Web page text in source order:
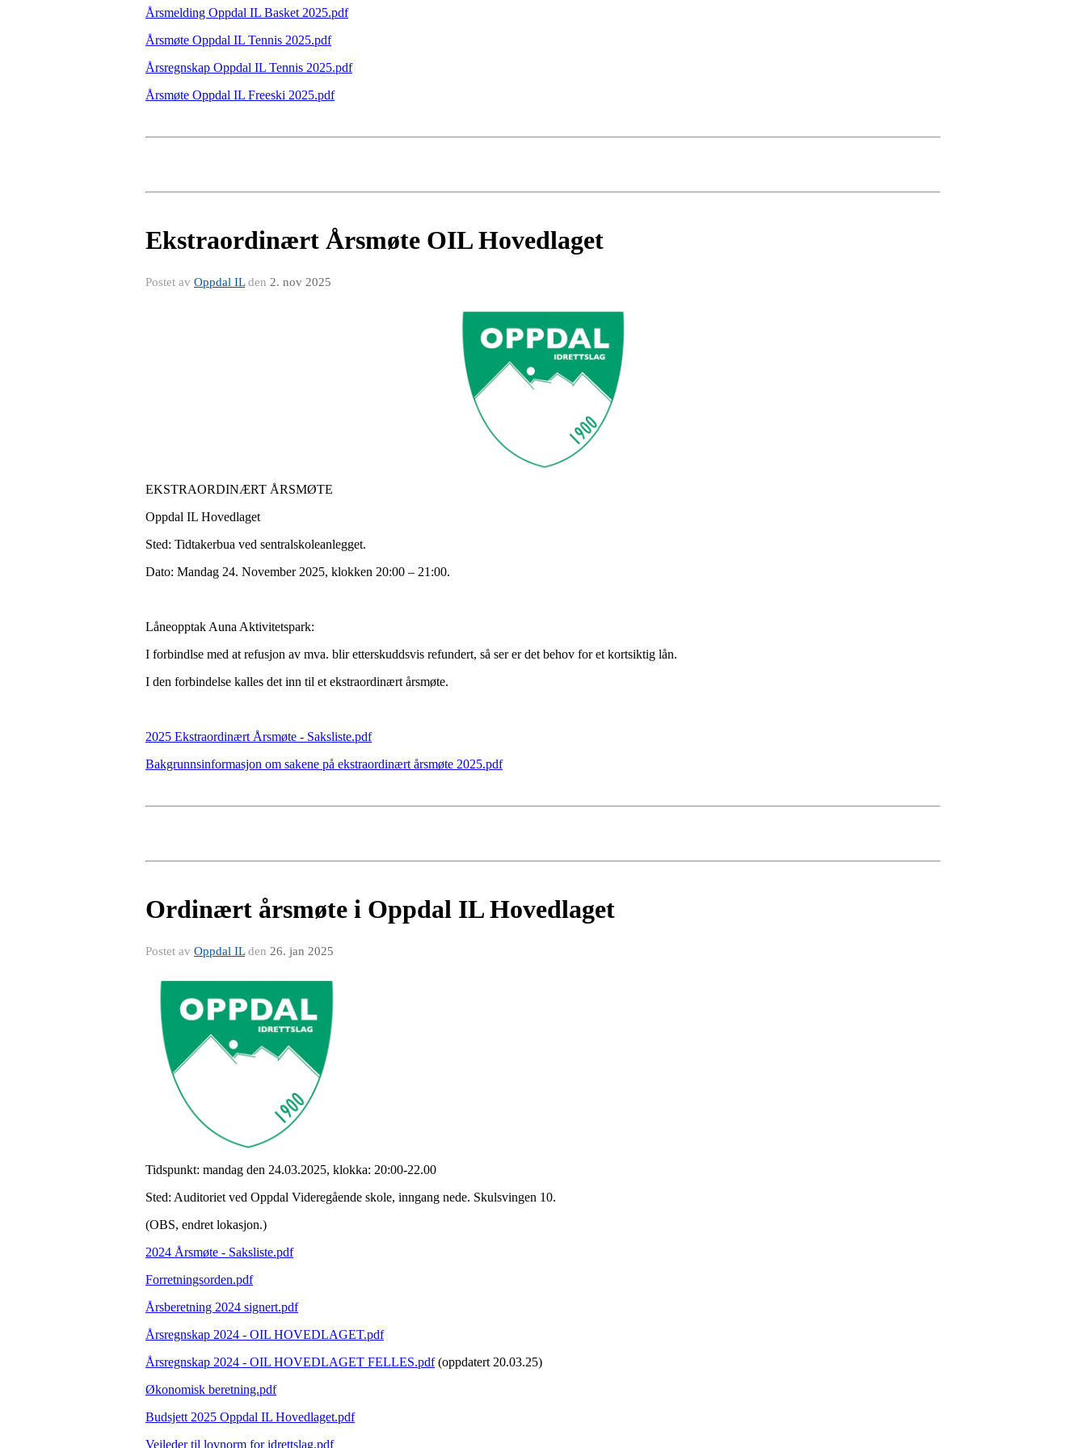
Årsmelding Oppdal IL Basket 2025.pdf
Årsmøte Oppdal IL Tennis 2025.pdf
Årsregnskap Oppdal IL Tennis 2025.pdf
Årsmøte Oppdal IL Freeski 2025.pdf
Ekstraordinært Årsmøte OIL Hovedlaget
Postet av Oppdal ILden 2. nov 2025
EKSTRAORDINÆRT ÅRSMØTE
Oppdal IL Hovedlaget
Sted: Tidtakerbua ved sentralskoleanlegget.
Dato: Mandag 24. November 2025, klokken 20:00 – 21:00.
Låneopptak Auna Aktivitetspark:
I forbindlse med at refusjon av mva. blir etterskuddsvis refundert, så ser er det behov for et kortsiktig lån.
I den forbindelse kalles det inn til et ekstraordinært årsmøte.
2025 Ekstraordinært Årsmøte - Saksliste.pdf
Bakgrunnsinformasjon om sakene på ekstraordinært årsmøte 2025.pdf
Ordinært årsmøte i Oppdal IL Hovedlaget
Postet av Oppdal ILden 26. jan 2025
Tidspunkt: mandag den 24.03.2025, klokka: 20:00-22.00
Sted: Auditoriet ved Oppdal Videregående skole, inngang nede. Skulsvingen 10.
(OBS, endret lokasjon.)
2024 Årsmøte - Saksliste.pdf
Forretningsorden.pdf
Årsberetning 2024 signert.pdf
Årsregnskap 2024 - OIL HOVEDLAGET.pdf
Årsregnskap 2024 - OIL HOVEDLAGET FELLES.pdf(oppdatert 20.03.25)
Økonomisk beretning.pdf
Budsjett 2025 Oppdal IL Hovedlaget.pdf
Veileder til lovnorm for idrettslag.pdf